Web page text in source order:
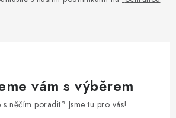
vám s výběrem
s něčím poradit? Jsme tu pro vás!